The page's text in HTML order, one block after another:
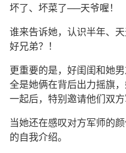
坏了、坏菜了──天爷喔！
谁来告诉她，认识半年、
好兄弟？！
更重要的是，好闺闺和她
全是她俩在背后出力摇旗
一起后，特别邀请他们双方
当她还在感叹对方军师的
的自我介绍。